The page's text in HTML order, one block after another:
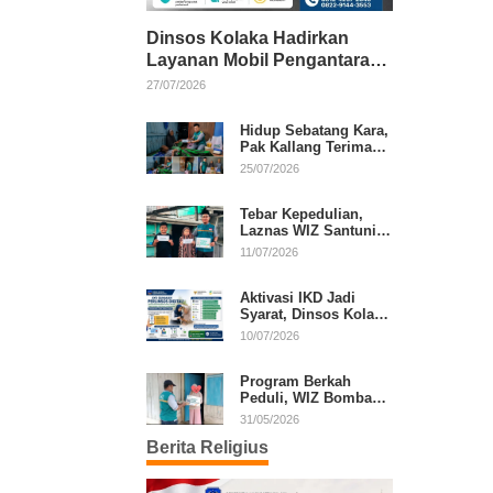
Dinsos Kolaka Hadirkan
Layanan Mobil Pengantaran
Gratis bagi Pasien Penerima
27/07/2026
Hidup Sebatang Kara,
Pak Kallang Terima
Bantuan dari Laznas
25/07/2026
Tebar Kepedulian,
Laznas WIZ Santuni
Anak Yatim dan
11/07/2026
Aktivasi IKD Jadi
Syarat, Dinsos Kolaka
Sosialisasikan
10/07/2026
Program Berkah
Peduli, WIZ Bombana
Bantu Lansia dan
31/05/2026
Berita Religius